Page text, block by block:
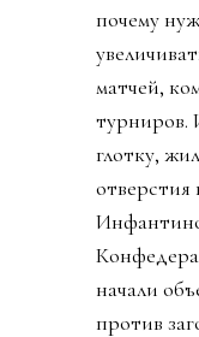
почему
матчей,
турниров.
глотку,
отверстия
начали
против